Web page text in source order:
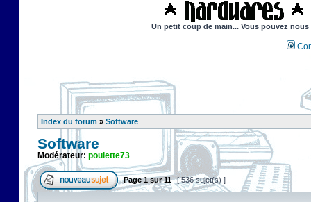
Un petit coup de main... Vous pouvez
Index du forum » Software
Software
Modérateur: poulette73
Page1sur11 [ 536 sujet(s) ]